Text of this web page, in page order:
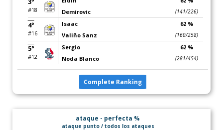
#18
Demirovic
(141/226)
4°
#16
Isaac
Valiño Sanz
62 %
(160/258)
5°
#12
Sergio
Noda Blanco
62 %
(281/454)
Complete Ranking
ataque - perfecta %
ataque punto / todos los ataques